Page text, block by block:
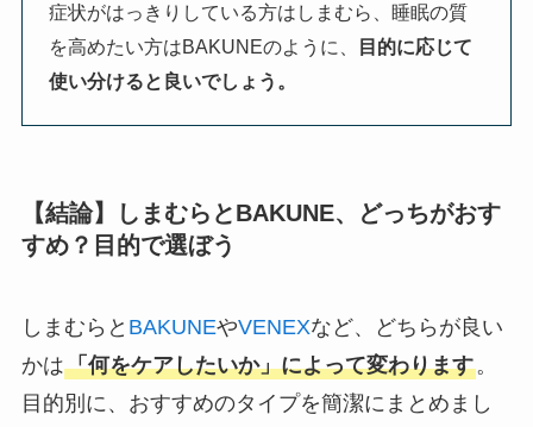
症状がはっきりしている方はしまむら、睡眠の質
を高めたい方はBAKUNEのように、 目的に応じて
使い分けると良いでしょう。
【結論】しまむらとBAKUNE、どっちがおす
すめ？目的で選ぼう
しまむらと BAKUNEやVENEXなど、どちらが良い
かは「何をケアしたいか」によって変わります。
目的別に、おすすめのタイプを簡潔にまとめまし